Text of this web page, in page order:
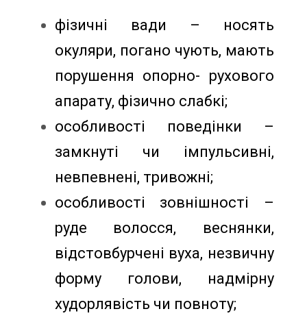
фізичні вади – носять
окуляри, погано чують, мають
порушення опорно- рухового
апарату, фізично слабкі;
особливості поведінки –
замкнуті чи імпульсивні,
невпевнені, тривожні;
особливості зовнішності –
руде волосся, веснянки,
відстовбурчені вуха, незвичну
форму голови, надмірну
худорлявість чи повноту;